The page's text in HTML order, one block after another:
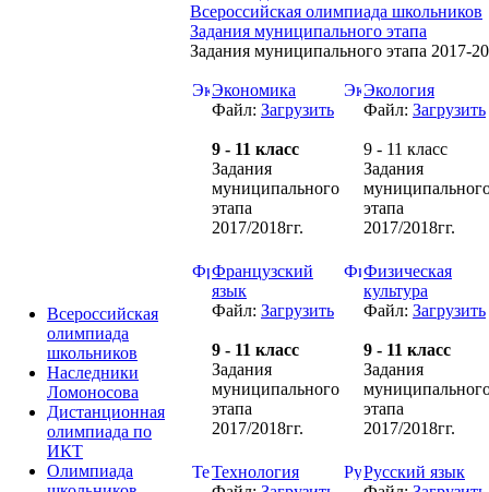
Всероссийская
олимпиада
школьников
Наследники
Ломоносова
Дистанционная
олимпиада по
ИКТ
Олимпиада
Всероссийская олимпиада школьников
Задания муниципального этапа
Задания муниципального этапа 2017-
Экономика
Файл: Загрузить
9 - 11 класс
Задания
муниципального
этапа
2017/2018гг.
Экология
Файл: Загрузить
9 - 11 класс
Задания
этапа
2017/2018гг.
Французский
язык
Файл: Загрузить
9 - 11 класс
Задания
муниципального
этапа
2017/2018гг.
Физическая
культура
Файл: Загрузить
9 - 11 класс
Задания
этапа
2017/2018гг.
Технология
Русский язык